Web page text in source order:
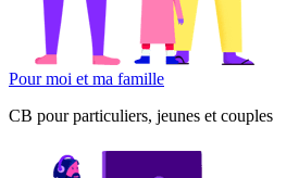
Pour moi et ma famille
CB pour particuliers, jeunes et couples